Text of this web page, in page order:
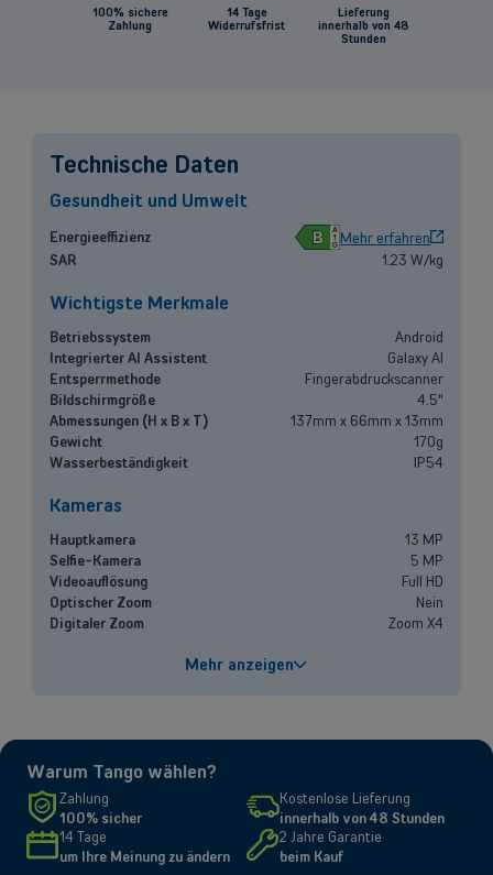
Selbstständige und KMU
Mobilfunklösungen, Glasfaser, Telefonzentrale und vieles mehr für
Suchen Sie nach Lösungen für große Unternehmen? Lassen Sie sich in
einem persönlichen Gespräch von einem unserer Vertriebsexperten
100% sichere
Zahlung
14 Tage
Widerrufsfrist
Lieferung
innerhalb von 48
Stunden
Technische Daten
Gesundheit und Umwelt
Energieeffizienz B
Mehr erfahren
SAR
1.23 W/kg
Wichtigste Merkmale
Betriebssystem
Android
Integrierter AI Assistent
Galaxy AI
Entsperrmethode
Fingerabdruckscanner
Bildschirmgröße
4.5"
Abmessungen (H x B x T)
137mm x 66mm x 13mm
Gewicht
170g
Wasserbeständigkeit
IP54
Kameras
Hauptkamera
13 MP
Selfie-Kamera
5 MP
Videoauflösung
Full HD
Optischer Zoom
Nein
Digitaler Zoom
Zoom X4
Schnellladen
Ja
Bildschirm
Größe und Auflösung 4.5" - 1280 x 720 pixels
Konnektivität
Mehr anzeigen
Warum Tango wählen?
Zahlung
100% sicher
Kostenlose Lieferung
innerhalb von 48 Stunden
14 Tage
um Ihre Meinung zu ändern
2 Jahre Garantie
beim Kauf